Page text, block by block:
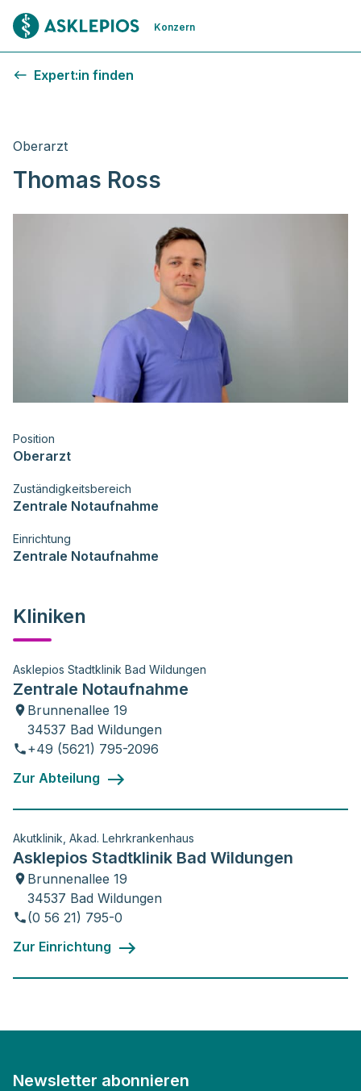
Zur Startseite
Konzern
Expert:in finden
Oberarzt
Thomas Ross
Position
Oberarzt
Zuständigkeitsbereich
Zentrale Notaufnahme
Einrichtung
Zentrale Notaufnahme
Kliniken
Asklepios Stadtklinik Bad Wildungen
Zentrale Notaufnahme
Brunnenallee 19
34537 Bad Wildungen
+49 (5621) 795-2096
Zur Abteilung
Akutklinik, Akad. Lehrkrankenhaus
Asklepios Stadtklinik Bad Wildungen
Brunnenallee 19
34537 Bad Wildungen
(0 56 21) 795-0
Zur Einrichtung
Newsletter abonnieren